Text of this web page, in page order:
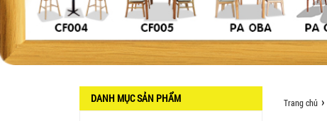
Trang chủ
DANH MỤC SẢN PHẨM
GHẾ XẾP GẤP GIÁ RẺ - MÃ
SỐ: X001
380.000 VNĐ
BÀN CAFE BCF01 GIÁ RẺ -
650.000 VNĐ